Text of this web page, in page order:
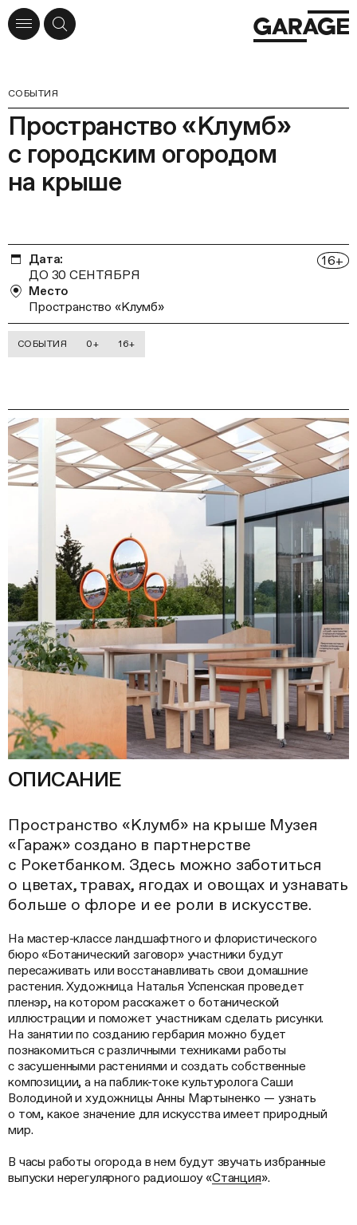
СОБЫТИЯ
Пространство «Клумб»
с городским огородом
на крыше
16+
Дата:
ДО 30 СЕНТЯБРЯ
Место
Пространство «Клумб»
СОБЫТИЯ 0+ 16+
ОПИСАНИЕ
Пространство «Клумб» на крыше Музея
«Гараж» создано в партнерстве
с Рокетбанком. Здесь можно заботиться
о цветах, травах, ягодах и овощах и узнавать
больше о флоре и ее роли в искусстве.
На мастер-классе ландшафтного и флористического
бюро «Ботанический заговор» участники будут
пересаживать или восстанавливать свои домашние
растения. Художница Наталья Успенская проведет
пленэр, на котором расскажет о ботанической
иллюстрации и поможет участникам сделать рисунки.
На занятии по созданию гербария можно будет
познакомиться с различными техниками работы
с засушенными растениями и создать собственные
композиции, а на паблик-токе культуролога Саши
Володиной и художницы Анны Мартыненко — узнать
о том, какое значение для искусства имеет природный
мир.
В часы работы огорода в нем будут звучать избранные
выпуски нерегулярного радиошоу «Станция».